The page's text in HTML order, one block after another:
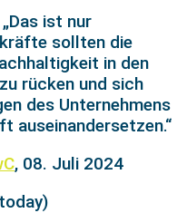
ist nur
sollten die
in den
rücken und sich
des Unternehmens
auseinandersetzen.“
, 08. Juli 2024